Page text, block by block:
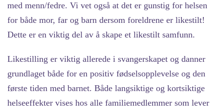
med menn/fedre. Vi vet også at det er gunstig for helsen
for både mor, far og barn dersom foreldrene er likestilt!
Dette er en viktig del av å skape et likestilt samfunn.
Likestilling er viktig allerede i svangerskapet og danner
grundlaget både for en positiv fødselsopplevelse og den
første tiden med barnet. Både langsiktige og kortsiktige
helseeffekter vises hos alle familiemedlemmer som lever